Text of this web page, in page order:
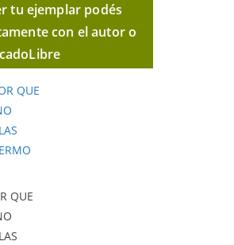
tu ejemplar podés
con el autor o
QUE